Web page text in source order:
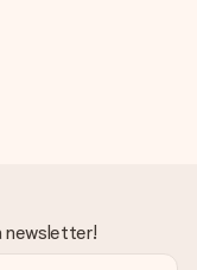
newsletter!